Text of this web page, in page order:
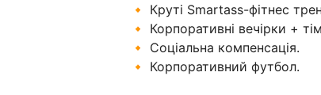
🔸 Круті Smartass-фітнес
🔸 Корпоративні вечірки +
🔸 Соціальна компенсація.
🔸 Корпоративний футбол.